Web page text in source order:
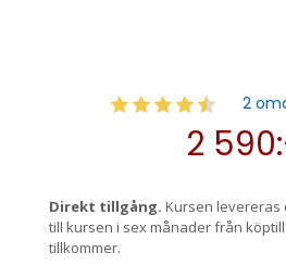
2
2
Direkt tillgång. Kursen levereras
till kursen i sex månader från
tillkommer.